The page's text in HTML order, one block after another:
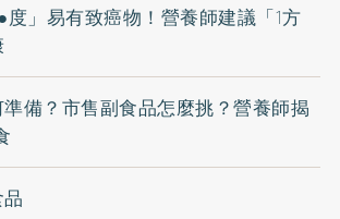
」易有致癌物！營養師建議「1方
備？市售副食品怎麼挑？營養師揭